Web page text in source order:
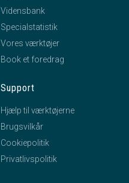
Vidensbank
Specialstatistik
Vores værktøjer
Book et foredrag
Support
Hjælp til værktøjerne
Brugsvilkår
Cookiepolitik
Privatlivspolitik